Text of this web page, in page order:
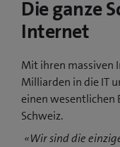
Die ganze
Internet
Mit ihren massiven
Milliarden in die IT
einen wesentlichen
Schweiz.
«Wir sind die